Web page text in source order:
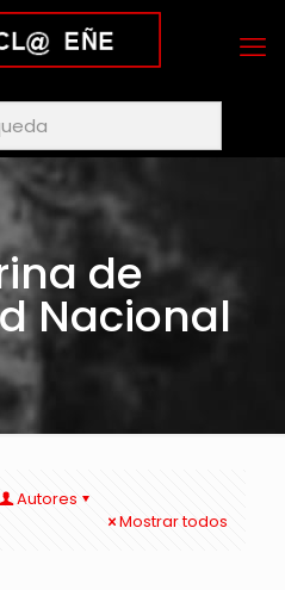
de
Nacional
Autores
Mostrar todos